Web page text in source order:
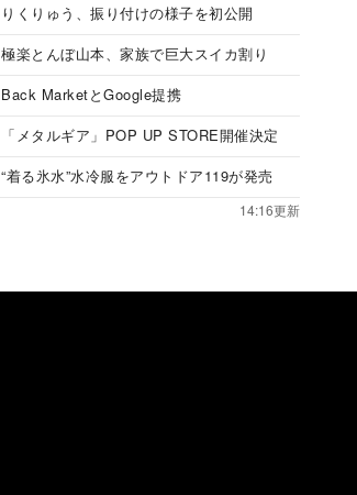
りくりゅう、振り付けの様子を初公開
極楽とんぼ山本、家族で巨大スイカ割り
Back MarketとGoogle提携
「メタルギア」POP UP STORE開催決定
“着る氷水”水冷服をアウトドア119が発売
14:16更新